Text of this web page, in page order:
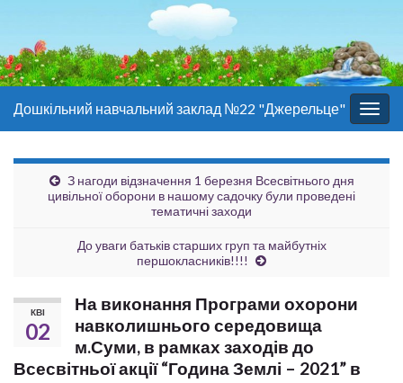
Дошкільний навчальний заклад №22 "Джерельце"
З нагоди відзначення 1 березня Всесвітнього дня
цивільної оборони в нашому садочку були проведені
тематичні заходи
До уваги батьків старших груп та майбутніх
першокласників!!!!
КВІ
02
На виконання Програми охорони
навколишнього середовища
м.Суми, в рамках заходів до
Всесвітньої акції “Година Землі – 2021” в